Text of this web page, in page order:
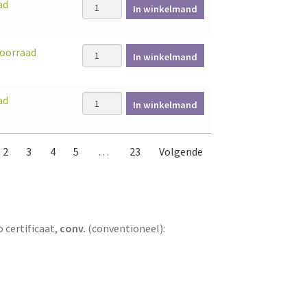
Citroengras (Lemongrass) - 10ml aantal
In winkelmand
Citronella (Java) - 10ml aantal
In winkelmand
Copaiba, gedist. - 10ml aantal
In winkelmand
2 3 4 5 … 23 Volgende
certificaat, conv. (conventioneel):